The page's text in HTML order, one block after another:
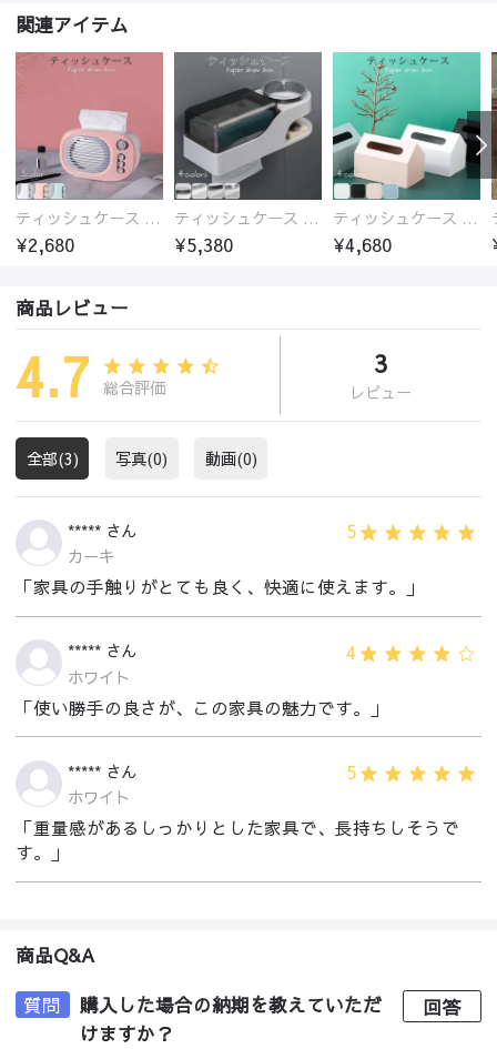
関連アイテム
ティッシュケース 送料無料
¥2,680
ティッシュケース 送料無料
¥5,380
ティッシュケース 送料無料
¥4,680
商品レビュー
4.7 総合評価
3
レビュー
全部(3) 写真(0) 動画(0)
***** さん 5
カーキ
「家具の手触りがとても良く、快適に使えます。」
***** さん 4
ホワイト
「使い勝手の良さが、この家具の魅力です。」
***** さん 5
ホワイト
「重量感があるしっかりとした家具で、長持ちしそうで
す。」
商品Q&A
質問
購入した場合の納期を教えていただ
けますか？
回答